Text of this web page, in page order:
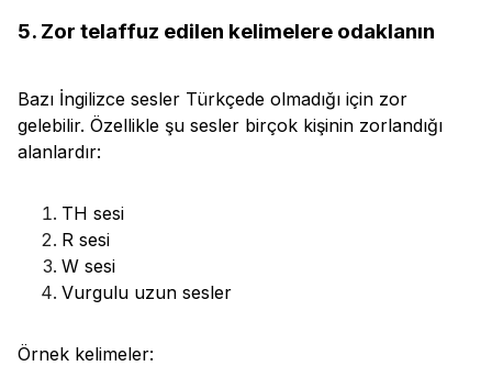
5. Zor telaffuz edilen kelimelere odaklanın
Bazı İngilizce sesler Türkçede olmadığı için zor
gelebilir. Özellikle şu sesler birçok kişinin zorlandığı
alanlardır:
TH sesi
R sesi
W sesi
Vurgulu uzun sesler
Örnek kelimeler: